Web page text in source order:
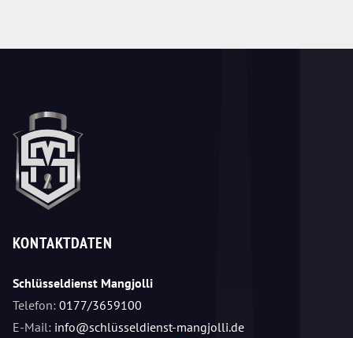
KONTAKTDATEN
Schlüsseldienst Mangjolli
Telefon: 0177/3659100
E-Mail: info@schlüsseldienst-mangjolli.de